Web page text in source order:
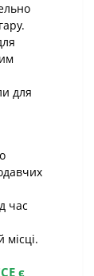
для
час
місці.
є